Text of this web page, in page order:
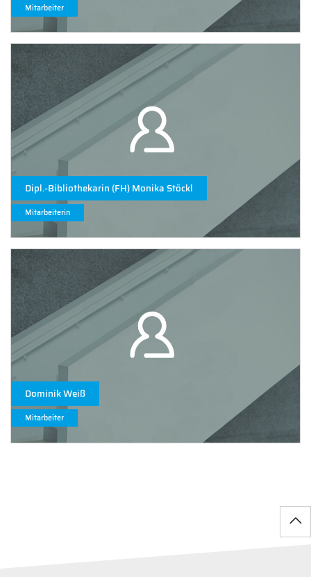
Mitarbeiter
Dipl.-Bibliothekarin (FH) Monika Stöckl
Mitarbeiterin
Dominik Weiß
Mitarbeiter